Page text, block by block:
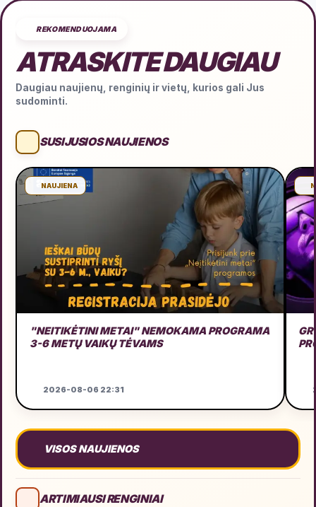
REKOMENDUOJAMA
ATRASKITE DAUGIAU
Daugiau naujienų, renginių ir vietų, kurios gali Jus
sudominti.
SUSIJUSIOS NAUJIENOS
NAUJIENA
"NEITIKĖTINI METAI" NEMOKAMA PROGRAMA
3-6 METŲ VAIKŲ TĖVAMS
2026-08-06 22:31
VISOS NAUJIENOS
ARTIMIAUSI RENGINIAI